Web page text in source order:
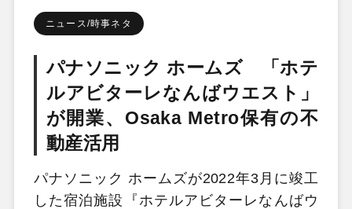
ニュース/時事ネタ
パナソニック ホームズ 「ホテ
ルアビターレなんばウエスト」
が開業、Osaka Metro保有の不
動産活用
パナソニック ホームズが2022年3月に竣工
した宿泊施設『ホテルアビターレなんばウ